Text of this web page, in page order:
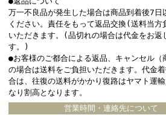
万一不良品が発生した場合は商品到着後7日
ください。責任をもって返品交換(送料当方
いただきます。(品切れの場合は代金をお返
す。)
●お客様のご都合による返品、キャンセル（
の場合は送料をご負担いただきます。代金
合は、往復の送料がかかり復路はヤマト運
なり割高となります。
営業時間・連絡先について